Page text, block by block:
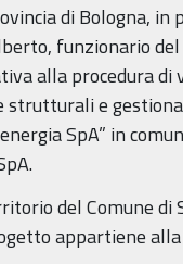
di Bologna, in
funzionario
alla procedura
strutturali e
SpA” in
del Comune di
appartiene